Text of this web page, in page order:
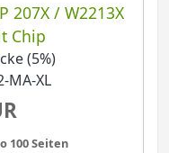
207X / W2213X
Chip
(5%)
MA-XL
100 Seiten